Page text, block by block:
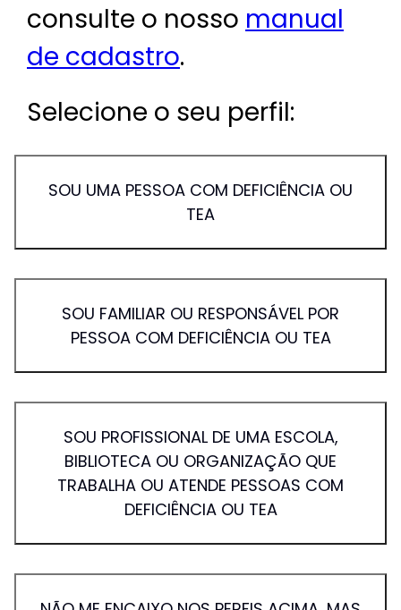
consulte o nosso manual
de cadastro.
Selecione o seu perfil:
SOU UMA PESSOA COM DEFICIÊNCIA OU
TEA
SOU FAMILIAR OU RESPONSÁVEL POR
PESSOA COM DEFICIÊNCIA OU TEA
SOU PROFISSIONAL DE UMA ESCOLA,
BIBLIOTECA OU ORGANIZAÇÃO QUE
TRABALHA OU ATENDE PESSOAS COM
DEFICIÊNCIA OU TEA